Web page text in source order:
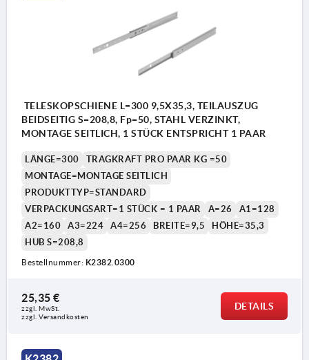
TELESKOPSCHIENE L=300 9,5X35,3, TEILAUSZUG
BEIDSEITIG S=208,8, Fp=50, STAHL VERZINKT,
MONTAGE SEITLICH, 1 STÜCK ENTSPRICHT 1 PAAR
LÄNGE=300
TRAGKRAFT PRO PAAR KG =50
MONTAGE=MONTAGE SEITLICH
PRODUKTTYP=STANDARD
VERPACKUNGSART=1 STÜCK = 1 PAAR
A=26
A1=128
A2=160
A3=224 A4=256 BREITE=9,5
HÖHE=35,3
HUB S=208,8
Bestellnummer: K2382.0300
25,35 €
zzgl. MwSt.
zzgl. Versandkosten
DETAILS